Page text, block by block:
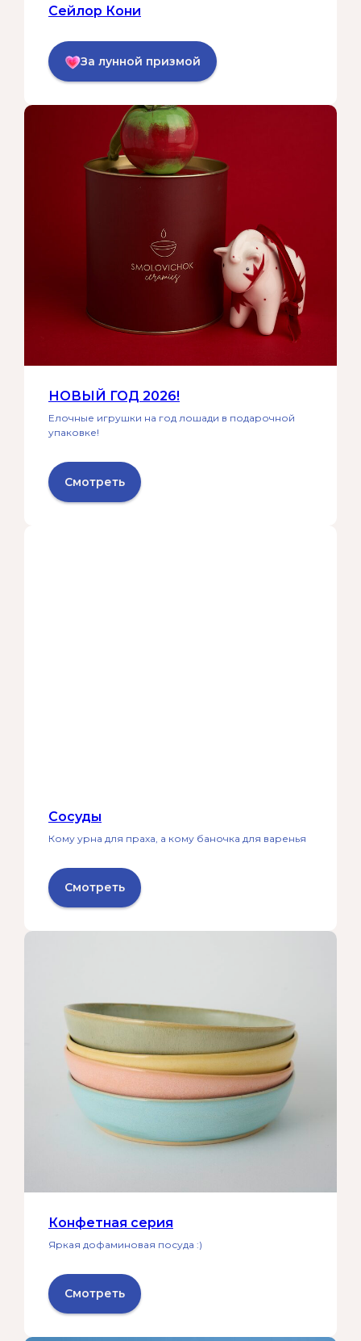
Сейлор Кони
За лунной призмой
НОВЫЙ ГОД 2026!
Елочные игрушки на год лошади в подарочной
упаковке!
Смотреть
Сосуды
Кому урна для праха, а кому баночка для варенья
Смотреть
Конфетная серия
Яркая дофаминовая посуда :)
Смотреть